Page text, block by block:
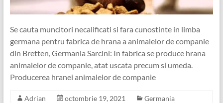
Se cauta muncitori necalificati si fara cunostinte in limba
germana pentru fabrica de hrana a animalelor de companie
din Bretten, Germania Sarcini: In fabrica se produce hrana
animalelor de companie, atat uscata precum si umeda.
Producerea hranei animalelor de companie
Adrian octombrie 19, 2021
Germania